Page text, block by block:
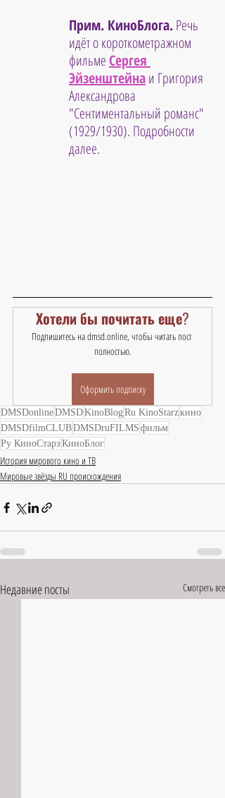
Прим. КиноБлога. Речь
идёт о короткометражном
фильме Сергея
Эйзенштейна и Григория
Александрова
"Сентиментальный романс"
(1929/1930). Подробности
далее.
Хотели бы почитать еще?
Подпишитесь на dmsd.online, чтобы читать пост
полностью.
Оформить подписку
DMSDonlineDMSDKinoBlogRu KinoStarzкино
DMSDfilmCLUBDMSDruFILMS фильм
Ру КиноСтарз КиноБлог
История мирового кино и ТВ
Мировые звёзды RU происхождения
Недавние посты Смотреть все